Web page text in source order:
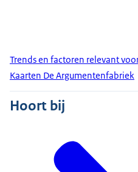
Trends en factoren relevant
Kaarten De Argumentenfabriek
Hoort bij